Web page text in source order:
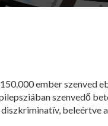
ember szenved
szenvedő
beleértve